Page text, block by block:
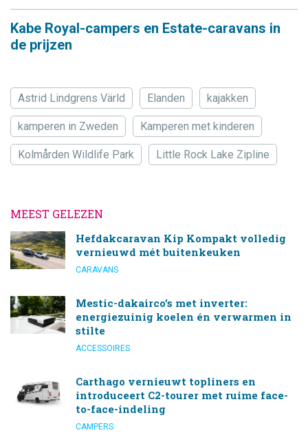
Kabe Royal-campers en Estate-caravans in
de prijzen
Astrid Lindgrens Värld Elanden kajakken
kamperen in Zweden Kamperen met kinderen
Kolmården Wildlife Park Little Rock Lake Zipline
MEEST GELEZEN
Hefdakcaravan Kip Kompakt volledig
vernieuwd mét buitenkeuken
CARAVANS
Mestic-dakairco’s met inverter:
energiezuinig koelen én verwarmen in
stilte
ACCESSOIRES
Carthago vernieuwt topliners en
introduceert C2-tourer met ruime face-
to-face-indeling
CAMPERS